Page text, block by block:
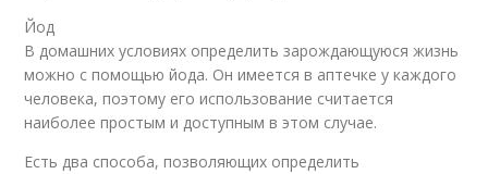
Йод
В домашних условиях определить зарождающуюся жизнь
можно с помощью йода. Он имеется в аптечке у каждого
человека, поэтому его использование считается
наиболее простым и доступным в этом случае.
Есть два способа, позволяющих определить